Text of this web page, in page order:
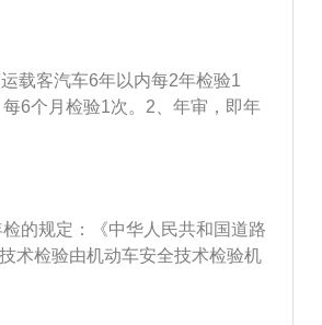
型载客汽车（9座含9座以下，面
载客汽车，将原10年内上线检验
年以后每半年检验1次，调整为
次调整为检验2次（第6年、第10
运小客车、摩托车在10年内，
载客汽车6年以内每2年检验1
6个月检验1次。2、年审，即年
每两年对汽车的安全性进行检
查。年检通常是指某些正规的I
多。如饭票、购物会员卡等物件
记规定》第五十四条，机动车所
辆管理所申请检验合格标志。除
记地检验的,机动车所有人可以向
的规定：《中华人民共和国道路
术检验由机动车安全技术检验机
机动车安全技术检验标准对机动